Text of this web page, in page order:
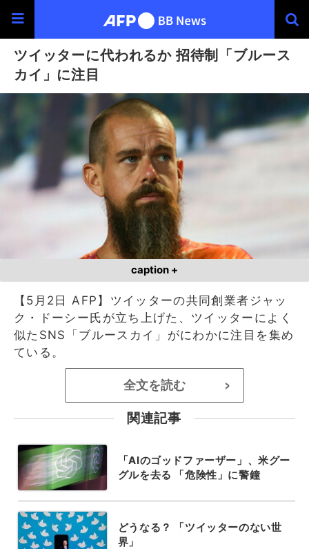
ツイッターに代われるか 招待制「ブルース
カイ」に注目
caption +
【5月2日 AFP】ツイッターの共同創業者ジャッ
ク・ドーシー氏が立ち上げた、ツイッターによく
似たSNS「ブルースカイ」がにわかに注目を集め
ている。
全文を読む >
関連記事
「AIのゴッドファーザー」、米グー
グルを去る 「危険性」に警鐘
どうなる？ 「ツイッターのない世
界」